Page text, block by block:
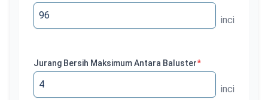
inci
Jurang Bersih Maksimum Antara Baluster*
inci